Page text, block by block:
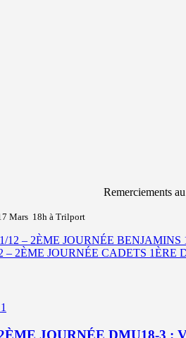
Remerciements
Mars 18h à Trilport
12 – 2ÈME JOURNÉE
– 2ÈME JOURNÉE CADETS
JOURNÉE DMU18-3 :